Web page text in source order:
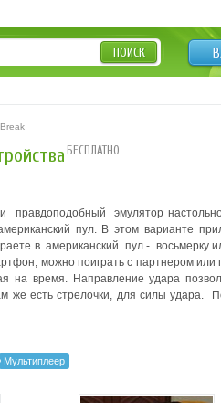
ПОИСК
БЕСПЛАТНО
правдоподобный эмулятор
пул. В этом варианте
в американский пул - восьмерку
можно поиграть с партнером или
на время. Направление удара
же есть стрелочки, для силы
Мультиплеер